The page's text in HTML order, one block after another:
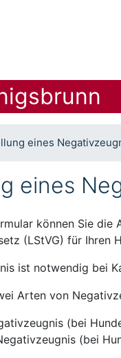
eines
eines
können Sie
(LStVG) für Ihren
ist notwendig bei
Arten von
(bei
(bei